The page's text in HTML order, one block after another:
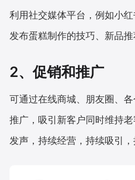
利用社交媒体平台，例如小
发布蛋糕制作的技巧、新品
2、促销和推广
可通过在线商城、朋友圈、
推广，吸引新客户同时维持
发声，持续经营，持续吸引，